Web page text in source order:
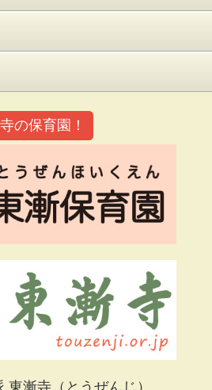
の保育園！